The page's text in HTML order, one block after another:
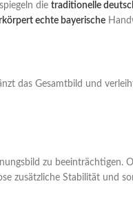
die traditionelle
echte bayerische
das Gesamtbild und
zu beeinträchtigen.
zusätzliche Stabilität und